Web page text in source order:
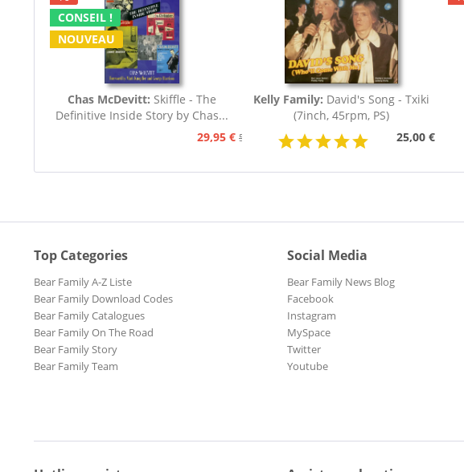
CONSEIL !
NOUVEAU
Chas McDevitt: Skiffle - The
Definitive Inside Story by Chas...
29,95 € 59,95 €
Kelly Family: David's Song - Txiki
(7inch, 45rpm, PS)
25,00 €
Top Categories
Bear Family A-Z Liste
Bear Family Download Codes
Bear Family Catalogues
Bear Family On The Road
Bear Family Story
Bear Family Team
Social Media
Bear Family News Blog
Facebook
Instagram
MySpace
Twitter
Youtube